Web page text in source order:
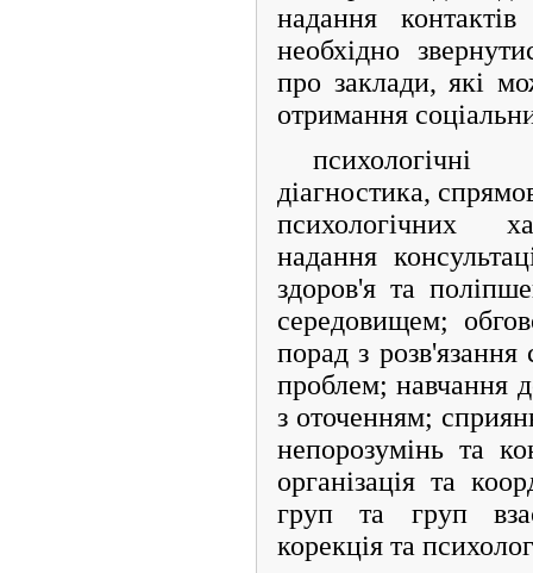
надання
необхідно
про заклади, які
отримання
діагностика,
психологічних
надання
здоров'я та
середовищем;
порад з розв'язання
проблем; навчання
з оточенням;
непорозумінь та
організація та
груп та груп
корекція та